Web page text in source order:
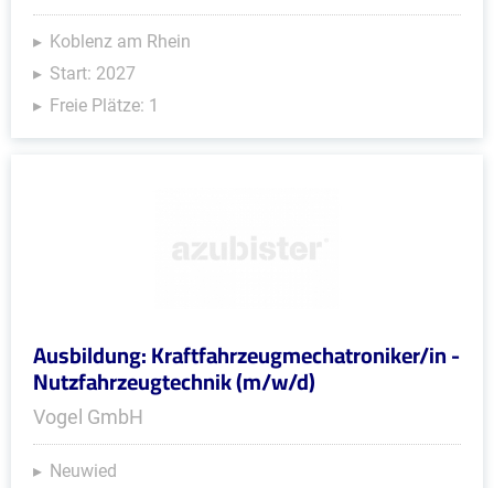
Koblenz am Rhein
Start: 2027
Freie Plätze: 1
Ausbildung: Kraftfahrzeugmechatroniker/in -
Nutzfahrzeugtechnik (m/w/d)
Vogel GmbH
Neuwied